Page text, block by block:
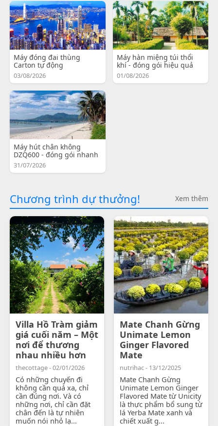
Máy đóng đai thùng
Carton tự động
03/08/2026
Máy hàn miệng túi thổi
khí - đóng gói hiệu quả
01/08/2026
Máy hút chân không
DZQ600 - đóng gói nhanh
31/07/2026
Chương trình dự thưởng! Xem thêm
Villa Hồ Tràm giảm
giá cuối năm – Một
nơi để thương
nhau nhiều hơn
thecottage - 02/01/2026
Có những chuyến đi
không cần quá xa, chỉ
cần đúng nơi. Và có
những nơi, chỉ cần đặt
chân đến là tự nhiên
muốn nói nhỏ lạ...
Mate Chanh Gừng
Unimate Lemon
Ginger Flavored
Mate
nutrihac - 13/12/2025
Mate Chanh Gừng
Unimate Lemon Ginger
Flavored Mate từ Unicity
là thực phẩm bổ sung từ
lá Yerba Mate xanh và
chiết xuất g...